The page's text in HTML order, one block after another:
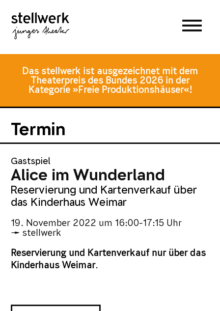
Hauptmenü
Inhalt
springen
Fusszeile
springen
Das stellwerk ist ausgezeichnet mit dem
Theaterpreis des Bundes 2026 in der
Kategorie »Freie Produktionshäuser«!
Termin
Gastspiel
Alice im Wunderland
Reservierung und Kartenverkauf über
das Kinderhaus Weimar
19. November 2022 um 16:00-17:15 Uhr
stellwerk
Reservierung und Kartenverkauf nur über das
Kinderhaus Weimar.